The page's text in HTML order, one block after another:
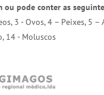
ou pode conter as
3 - Ovos, 4 – Peixes, 5
14 - Moluscos